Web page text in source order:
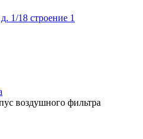
1/18 строение 1
воздушного фильтра